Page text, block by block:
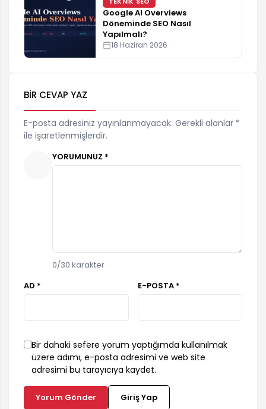
Google AI Overviews
Döneminde SEO Nasıl
Yapılmalı?
18 Haziran 2026
BIR CEVAP YAZ
E-posta adresiniz yayınlanmayacak. Gerekli alanlar *
ile işaretlenmişlerdir.
YORUMUNUZ *
0/30 karakter
AD *
E-POSTA *
Bir dahaki sefere yorum yaptığımda kullanılmak
üzere adımı, e-posta adresimi ve web site
adresimi bu tarayıcıya kaydet.
Yorum Gönder Giriş Yap